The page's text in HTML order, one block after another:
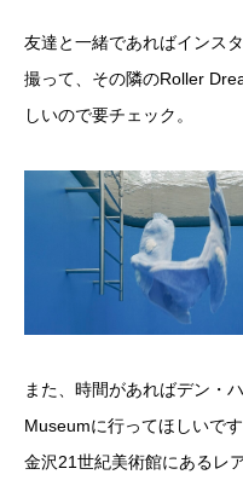
友達と一緒であればインス
撮って、その隣のRoller
しいので要チェック。
また、時間があればデン・
Museumに行ってほしいです
金沢21世紀美術館にあるレ